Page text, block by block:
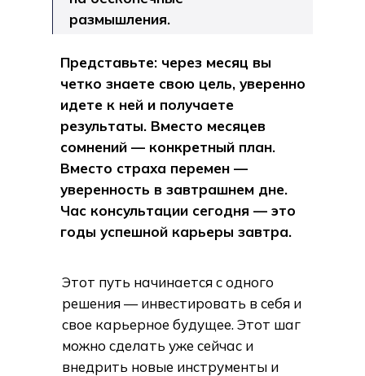
размышления.
Представьте: через месяц вы
четко знаете свою цель, уверенно
идете к ней и получаете
результаты. Вместо месяцев
сомнений — конкретный план.
Вместо страха перемен —
уверенность в завтрашнем дне.
Час консультации сегодня — это
годы успешной карьеры завтра.
Этот путь начинается с одного
решения — инвестировать в себя и
свое карьерное будущее. Этот шаг
можно сделать уже сейчас и
внедрить новые инструменты и